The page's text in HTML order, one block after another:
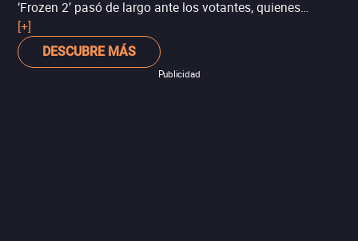
‘Frozen 2’ pasó de largo ante los votantes, quienes
optaron por dos sorpresivas ofertas de Netflix en la
categoría de Mejor película animada: ‘Perdí mi cuerpo’ y
‘Klaus’. La segunda aventura de Anna y Elsa se
[+]
DESCUBRE MÁS
Publicidad